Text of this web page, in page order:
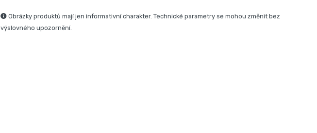
Obrázky produktů mají jen informativní charakter. Technické parametry se mohou změnit bez
výslovného upozornění.